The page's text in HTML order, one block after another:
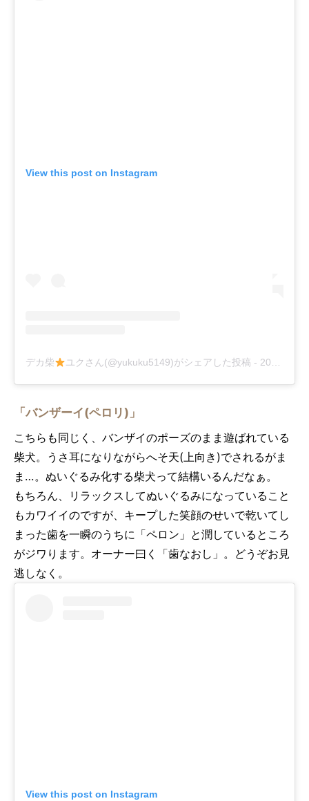
View this post on Instagram
デカ柴 ユクさん(@yukuku5149)がシェアした投稿 - 2018年12月月1日午後3時36分PST
「バンザーイ(ペロリ)」
こちらも同じく、バンザイのポーズのまま遊ばれている
柴犬。うさ耳になりながらへそ天(上向き)でされるがま
ま…。ぬいぐるみ化する柴犬って結構いるんだなぁ。
もちろん、リラックスしてぬいぐるみになっていること
もカワイイのですが、キープした笑顔のせいで乾いてし
まった歯を一瞬のうちに「ペロン」と潤しているところ
がジワります。オーナー曰く「歯なおし」。どうぞお見
逃しなく。
View this post on Instagram